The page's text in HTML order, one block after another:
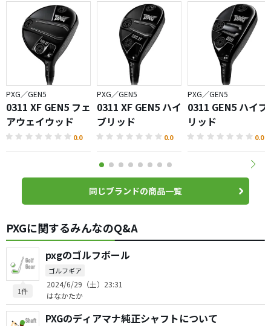
PXG／GEN5
0311 XF GEN5 フェ
アウェイウッド
0.0
PXG／GEN5
0311 XF GEN5 ハイ
ブリッド
0.0
PXG／GEN5
0311 GEN5 ハイブ
リッド
0.0
同じブランドの商品一覧
PXGに関するみんなのQ&A
1件
pxgのゴルフボール
ゴルフギア
2024/6/29（土）23:31
はなかたか
PXGのディアマナ純正シャフトについて